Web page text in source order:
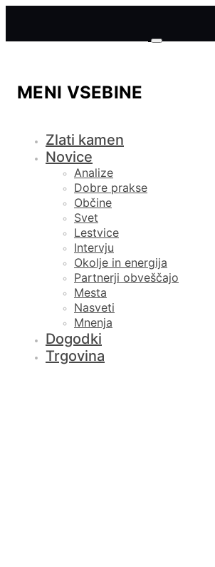
MENI VSEBINE
Zlati kamen
Novice
Analize
Dobre prakse
Občine
Svet
Lestvice
Intervju
Okolje in energija
Partnerji obveščajo
Mesta
Nasveti
Mnenja
Dogodki
Trgovina